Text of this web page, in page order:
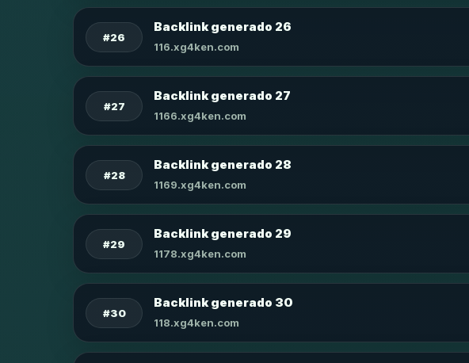
#26
Backlink generado 26
116.xg4ken.com
#27
Backlink generado 27
1166.xg4ken.com
#28
Backlink generado 28
1169.xg4ken.com
#29
Backlink generado 29
1178.xg4ken.com
#30
Backlink generado 30
118.xg4ken.com